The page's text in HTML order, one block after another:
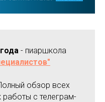
- пиаршкола
обзор всех
работы с телеграм-